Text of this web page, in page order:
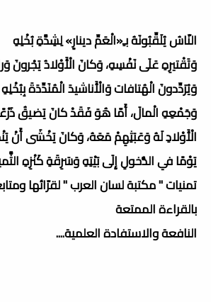
النّاسُ يُلَقِّبُونَهُ بـِ«الْعَمِّ دينارٍ» لِشِدَّةِ بُخْلِهِ
وَتَقْتيرِهِ عَلَى نَفْسِهِ، وَكانَ الْأَوْلادُ يَجْرونَ
وَيُرَدِّدونَ الْهُتافات وَالْأَناشيدَ الْمُنَدِّدَةَ بِبُخْلِهِ
وَجَمْعِهِ الْمالَ، أَمّا هُوَ فَقَدْ كانَ يَضيقُ
الْأَوْلادِ لَهُ وَعَبَثِهِمْ مَعَهُ، وَكانَ يَخْشَى أَنْ
يَوْمًا في الدُّخولِ إِلَى بَيْتِهِ وَسَرِقَةِ كَنْزِهِ
تمنيات " مكتبة لسان العرب " لقرّائها
بالقراءة الممتعة
النافعة والاستفادة العلمية....